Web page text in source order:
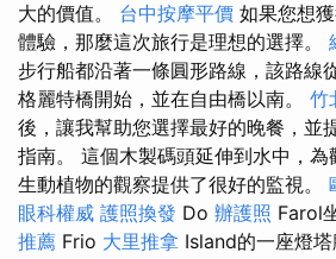
大的價值。 台中按摩平價 如果您想
體驗，那麼這次旅行是理想的選擇。
步行船都沿著一條圓形路線，該路線
格麗特橋開始，並在自由橋以南。 竹
後，讓我幫助您選擇最好的晚餐，並
指南。 這個木製碼頭延伸到水中，為
生動植物的觀察提供了很好的監視。
眼科權威 護照換發 Do 辦護照 Farol
推薦 Frio 大里推拿 Island的一座燈塔